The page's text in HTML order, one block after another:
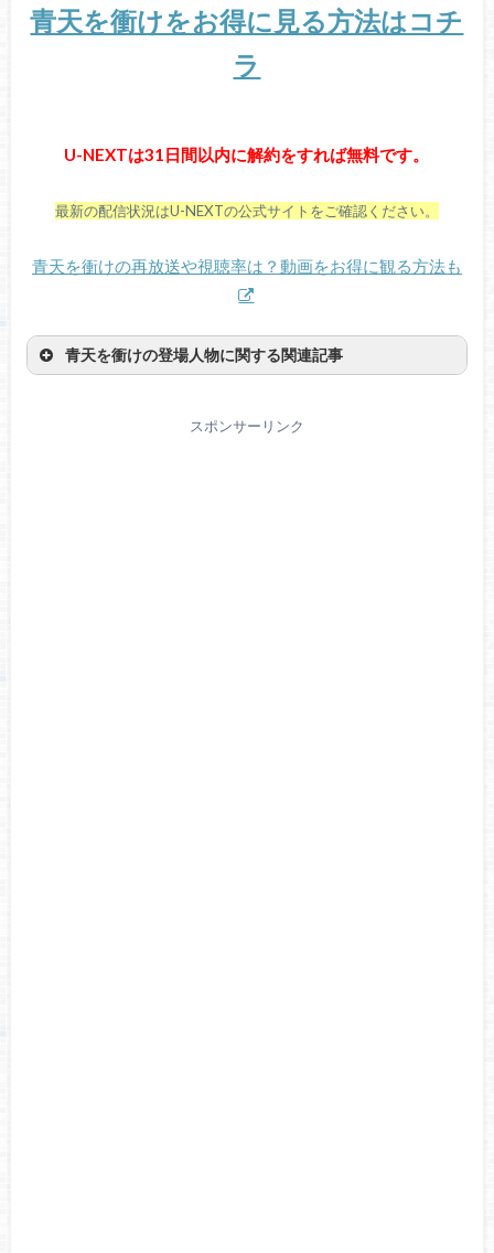
青天を衝けをお得に見る方法はコチ
ラ
U-NEXTは31日間以内に解約をすれば無料です。
最新の配信状況はU-NEXTの公式サイトをご確認ください。
青天を衝けの再放送や視聴率は？動画をお得に観る方法も
青天を衝けの登場人物に関する関連記事
スポンサーリンク